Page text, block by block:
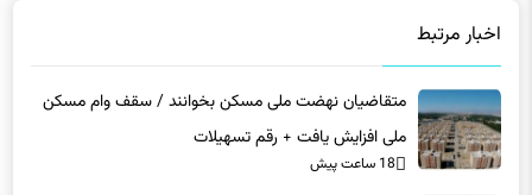
متقاضیان نهضت ملی مسکن بخوانند / سقف وام مسکن‌
ملی افزایش یافت + رقم تسهیلات
18 ساعت پیش
اجاره آپارتمان در ارزان‌ترین مناطق تهران چقدر آب می‌خورد؟